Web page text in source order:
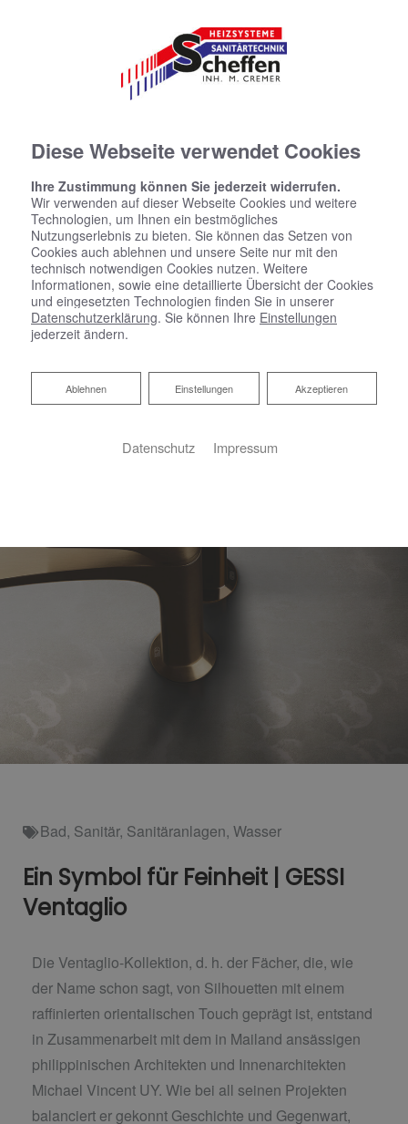
Bad, Sanitär, Sanitäranlagen, Wasser
Ein Symbol für Feinheit | GESSI
Ventaglio
Die Ventaglio-Kollektion, d. h. der Fächer, die, wie
der Name schon sagt, von Silhouetten mit einem
raffinierten orientalischen Touch geprägt ist, entstand
in Zusammenarbeit mit dem in Mailand ansässigen
philippinischen Architekten und Innenarchitekten
Michael Vincent UY. Wie bei all seinen Projekten
balanciert er gekonnt Geschichte und Gegenwart,
Diese Webseite verwendet Cookies
Ihre Zustimmung können Sie jederzeit widerrufen.
Wir verwenden auf dieser Webseite Cookies und weitere
Technologien, um Ihnen ein bestmögliches
Nutzungserlebnis zu bieten. Sie können das Setzen von
Cookies auch ablehnen und unsere Seite nur mit den
technisch notwendigen Cookies nutzen. Weitere
Informationen, sowie eine detaillierte Übersicht der Cookies
und eingesetzten Technologien finden Sie in unserer
Datenschutzerklärung. Sie können Ihre Einstellungen
jederzeit ändern.
Akzeptieren
Einstellungen
Ablehnen
Ablehnen
Datenschutz Impressum